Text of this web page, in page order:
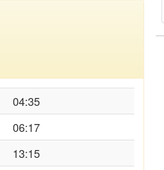
04:35
06:17
13:15